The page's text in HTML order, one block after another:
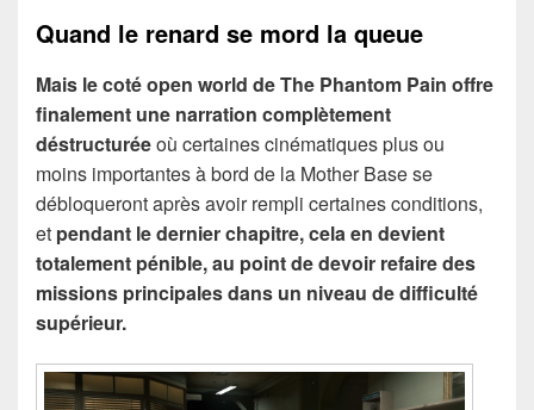
Quand le renard se mord la queue
Mais le coté open world de The Phantom Pain offre
finalement une narration complètement
déstructuréeoù certaines cinématiques plus ou
moins importantes à bord de la Mother Base se
débloqueront après avoir rempli certaines conditions,
et pendant le dernier chapitre, cela en devient
totalement pénible, au point de devoir refaire des
missions principales dans un niveau de difficulté
supérieur.